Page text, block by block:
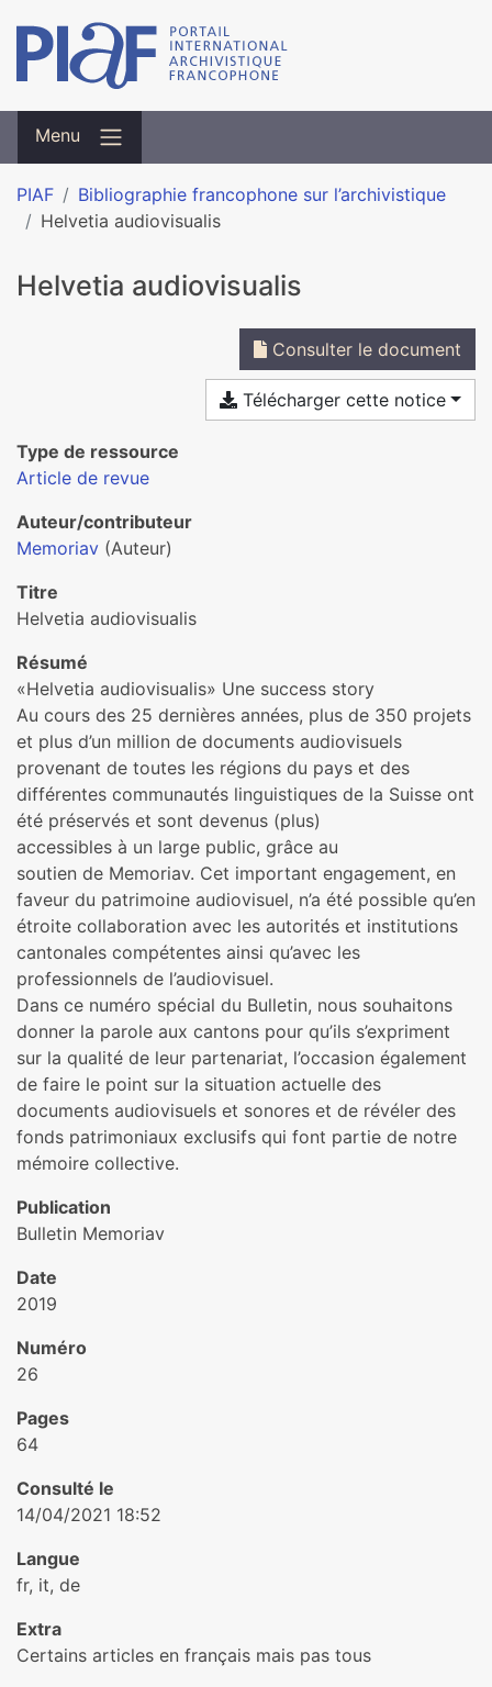
Menu
PIAF
Bibliographie francophone sur l’archivistique
Helvetia audiovisualis
Helvetia audiovisualis
Consulter le document
Télécharger cette notice
Type de ressource
Article de revue
Auteur/contributeur
Memoriav (Auteur)
Titre
Helvetia audiovisualis
Résumé
«Helvetia audiovisualis» Une success story
Au cours des 25 dernières années, plus de 350 projets
et plus d’un million de documents audiovisuels
provenant de toutes les régions du pays et des
différentes communautés linguistiques de la Suisse ont
été préservés et sont devenus (plus)
accessibles à un large public, grâce au
soutien de Memoriav. Cet important engagement, en
faveur du patrimoine audiovisuel, n’a été possible qu’en
étroite collaboration avec les autorités et institutions
cantonales compétentes ainsi qu’avec les
professionnels de l’audiovisuel.
Dans ce numéro spécial du Bulletin, nous souhaitons
donner la parole aux cantons pour qu’ils s’expriment
sur la qualité de leur partenariat, l’occasion également
de faire le point sur la situation actuelle des
documents audiovisuels et sonores et de révéler des
fonds patrimoniaux exclusifs qui font partie de notre
mémoire collective.
Publication
Bulletin Memoriav
Date
2019
Numéro
26
Pages
64
Consulté le
14/04/2021 18:52
Langue
fr, it, de
Extra
Certains articles en français mais pas tous